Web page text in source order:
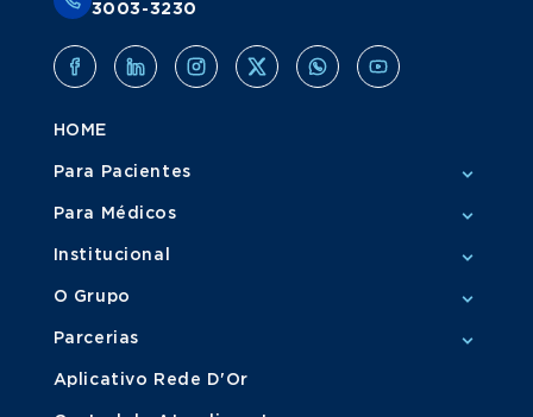
3003-3230
HOME
Para Pacientes
Para Médicos
Institucional
O Grupo
Parcerias
Aplicativo Rede D'Or